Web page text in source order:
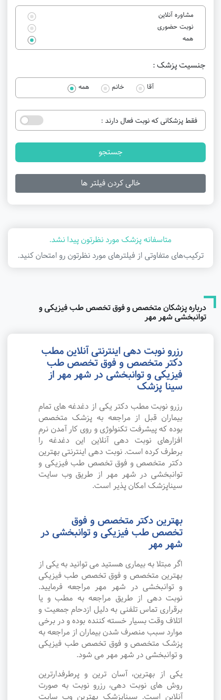
مشاوره آنلاین
نوبت حضوری
همه
جنسیت پزشک :
آقا خانم همه
فقط پزشکانی که نوبت فعال دارند :
جستجو
خالی کردن فیلتر ها
متاسفانه پزشک مورد نظرتون پیدا نشد.
ترکیب‌های متفاوتی از فیلتر‌های مورد نظرتون رو امتحان کنید.
درباره پزشکان متخصص و فوق تخصص طب فیزیکی و
توانبخشی شهر مهر
رزرو نوبت دهی اینترنتی آنلاین مطب
دکتر متخصص و فوق تخصص طب
فیزیکی و توانبخشی در شهر مهر از
سینا پزشک
رزرو نوبت مطب دکتر یکی از دغدغه های تمام
بیماران قبل از مراجعه به پزشک متخصص
بوده که پیشرفت تکنولوژی و روی کار آمدن نرم
افزارهای نوبت دهی آنلاین این دغدغه را
برطرف کرده است. نوبت دهی اینترنتی بهترین
دکتر متخصص و فوق تخصص طب فیزیکی و
توانبخشی در شهر مهر از طریق وب سایت
سیناپزشک امکان پذیر است.
بهترین دکتر متخصص و فوق
تخصص طب فیزیکی و توانبخشی در
شهر مهر
اگر مبتلا به بیماری هستید می توانید به یکی از
بهترین متخصص و فوق تخصص طب فیزیکی
و توانبخشی در شهر مهر مراجعه فرمایید.
نوبت دهی از طریق مراجعه به مطب و یا
برقراری تماس تلفنی به دلیل ازدحام جمعیت و
اتلاف وقت بسیار خسته کننده بوده و در برخی
موارد سبب منصرف شدن بیماران از مراجعه به
پزشک متخصص و فوق تخصص طب فیزیکی
و توانبخشی در شهر مهر می شود.
یکی از بهترین، آسان ترین و پرطرفدارترین
روش های نوبت دهی، رزرو نوبت به صورت
آنلاین است. سیناپزشک بهترین وب سایت